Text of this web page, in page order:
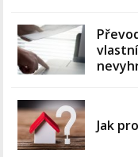
Jak